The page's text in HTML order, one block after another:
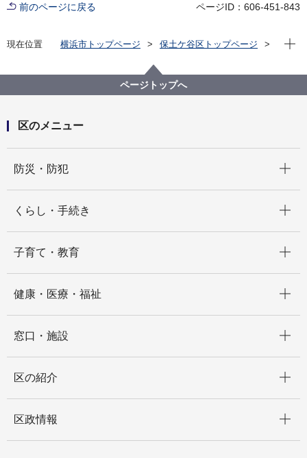
前のページに戻る ページID：606-451-843
現在位置 横浜市トップページ
保土ケ谷区トップページ
保土ケ谷区 生活支援課
現在
ページトップへ
区のメニュー
防災・防犯
くらし・手続き
子育て・教育
健康・医療・福祉
窓口・施設
区の紹介
区政情報